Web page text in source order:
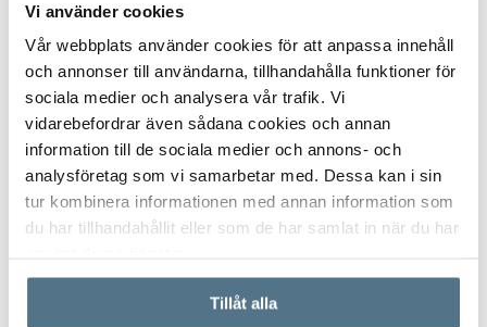
Vi använder cookies
Vår webbplats använder cookies för att anpassa innehåll
och annonser till användarna, tillhandahålla funktioner för
sociala medier och analysera vår trafik. Vi
vidarebefordrar även sådana cookies och annan
information till de sociala medier och annons- och
analysföretag som vi samarbetar med. Dessa kan i sin
tur kombinera informationen med annan information som
du har tillhandahållit eller som de har samlat in när du har
Tillåt alla
Mäklare som gör skillnad
Ända sedan 1965 har
affärsmannaskapet och
verktygen som den stora aktör vi är,